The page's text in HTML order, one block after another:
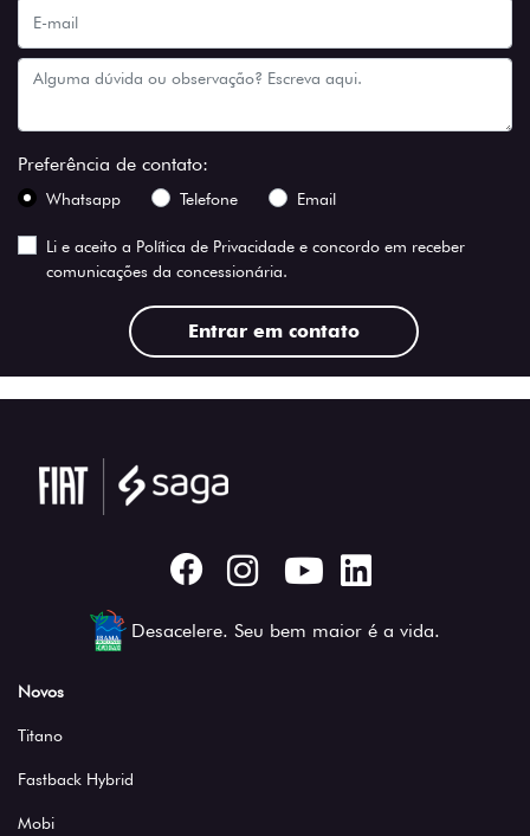
Preferência de contato:
Whatsapp Telefone Email
Li e aceito a Política de Privacidade e concordo em receber
comunicações da concessionária.
Entrar em contato
Desacelere. Seu bem maior é a vida.
Novos
Titano
Fastback Hybrid
Mobi